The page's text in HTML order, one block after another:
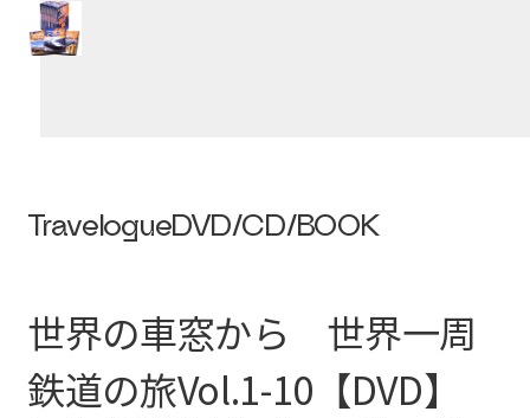
TravelogueDVD/CD/BOOK
世界の車窓から 世界一周
鉄道の旅Vol.1-10【DVD】